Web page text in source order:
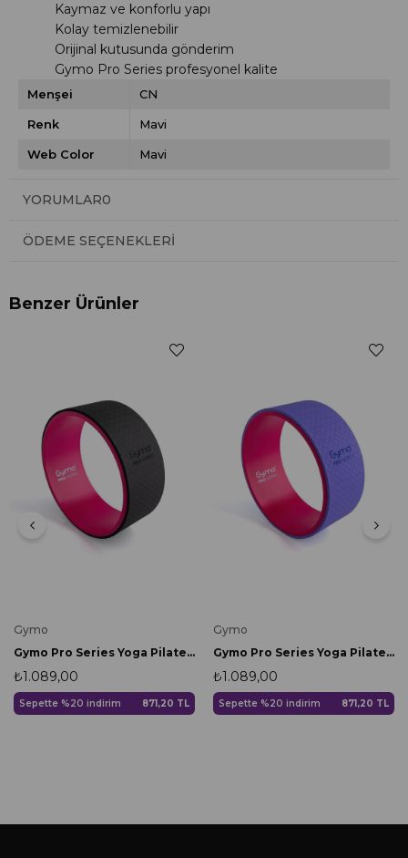
Kaymaz ve konforlu yapı
Kolay temizlenebilir
Orijinal kutusunda gönderim
Gymo Pro Series profesyonel kalite
Menşei CN
Renk Mavi
Web Color Mavi
YORUMLAR0
ÖDEME SEÇENEKLERI
Benzer Ürünler
Gymo
Gymo Pro Series Yoga Pilates Tekerleği Yoga Wheel 33cm Pembe x Siyah
₺1.089,00
Sepette %20 indirim 871,20 TL
Gymo
Gymo Pro Series Yoga Pilates Tekerleği Yoga Wheel 33cm Pembe x Mor
₺1.089,00
Sepette %20 indirim 871,20 TL